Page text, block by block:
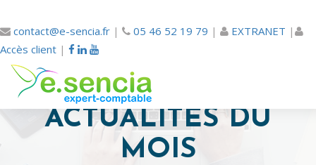
contact@e-sencia.fr | 05 46 52 19 79 | EXTRANET |
Accès client |
ACTUALITÉS DU
MOIS